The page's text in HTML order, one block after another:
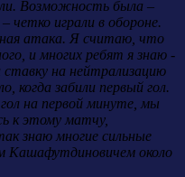
Возможность была –
четко играли в обороне.
атака. Я считаю, что
и многих ребят я знаю -
ставку на нейтрализацию
когда забили первый гол.
на первой минуте, мы
к этому матчу,
знаю многие сильные
Кашафутдиновичем около